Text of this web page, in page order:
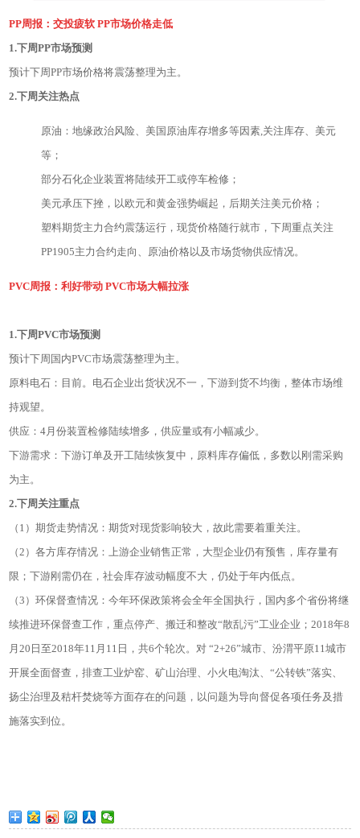
PP周报：交投疲软 PP市场价格走低
1.下周PP市场预测
预计下周PP市场价格将震荡整理为主。
2.下周关注热点
原油：地缘政治风险、美国原油库存增多等因素,关注库存、美元
等；
部分石化企业装置将陆续开工或停车检修；
美元承压下挫，以欧元和黄金强势崛起，后期关注美元价格；
塑料期货主力合约震荡运行，现货价格随行就市，下周重点关注
PP1905主力合约走向、原油价格以及市场货物供应情况。
PVC周报：利好带动 PVC市场大幅拉涨
1.下周PVC市场预测
预计下周国内PVC市场震荡整理为主。
原料电石：目前。电石企业出货状况不一，下游到货不均衡，整体市场维
持观望。
供应：4月份装置检修陆续增多，供应量或有小幅减少。
下游需求：下游订单及开工陆续恢复中，原料库存偏低，多数以刚需采购
为主。
2.下周关注重点
（1）期货走势情况：期货对现货影响较大，故此需要着重关注。
（2）各方库存情况：上游企业销售正常，大型企业仍有预售，库存量有
限；下游刚需仍在，社会库存波动幅度不大，仍处于年内低点。
（3）环保督查情况：今年环保政策将会全年全国执行，国内多个省份将继
续推进环保督查工作，重点停产、搬迁和整改“散乱污”工业企业；2018年8
月20日至2018年11月11日，共6个轮次。对 “2+26”城市、汾渭平原11城市
开展全面督查，排查工业炉窑、矿山治理、小火电淘汰、“公转铁”落实、
扬尘治理及秸杆焚烧等方面存在的问题，以问题为导向督促各项任务及措
施落实到位。